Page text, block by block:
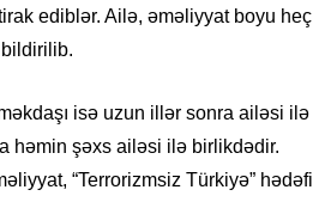
ediblər. Ailə, əməliyyat boyu heç
bildirilib.
isə uzun illər sonra ailəsi ilə
həmin şəxs ailəsi ilə birlikdədir.
“Terrorizmsiz Türkiyə” hədəfi